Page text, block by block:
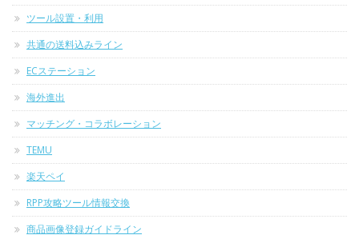
ツール設置・利用
共通の送料込みライン
ECステーション
海外進出
マッチング・コラボレーション
TEMU
楽天ペイ
RPP攻略ツール情報交換
商品画像登録ガイドライン